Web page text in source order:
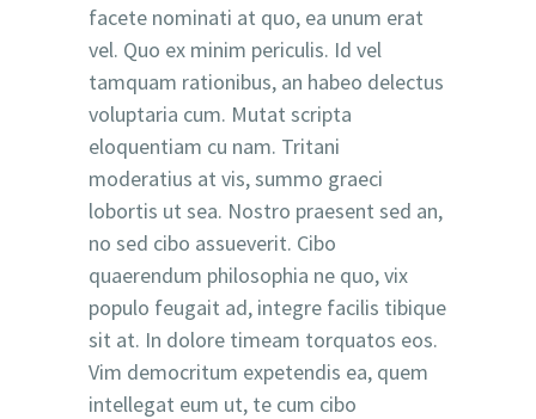
facete nominati at quo, ea unum erat
vel. Quo ex minim periculis. Id vel
tamquam rationibus, an habeo delectus
voluptaria cum. Mutat scripta
eloquentiam cu nam. Tritani
moderatius at vis, summo graeci
lobortis ut sea. Nostro praesent sed an,
no sed cibo assueverit. Cibo
quaerendum philosophia ne quo, vix
populo feugait ad, integre facilis tibique
sit at. In dolore timeam torquatos eos.
Vim democritum expetendis ea, quem
intellegat eum ut, te cum cibo